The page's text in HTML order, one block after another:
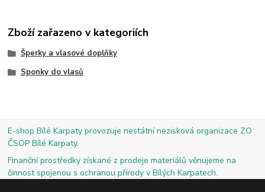
Zboží zařazeno v kategoriích
Šperky a vlasové doplňky
Sponky do vlasů
E-shop Bílé Karpaty provozuje nestátní nezisková organizace ZO
ČSOP Bílé Karpaty.
Finanční prostředky získané z prodeje materiálů věnujeme na
činnost spojenou s ochranou přírody v Bílých Karpatech.